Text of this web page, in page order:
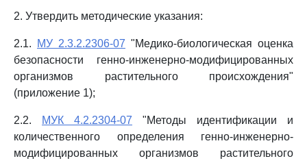
2. Утвердить методические указания:
2.1. МУ 2.3.2.2306-07 "Медико-биологическая оценка
безопасности генно-инженерно-модифицированных
организмов растительного происхождения"
(приложение 1);
2.2. МУК 4.2.2304-07 "Методы идентификации и
количественного определения генно-инженерно-
модифицированных организмов растительного